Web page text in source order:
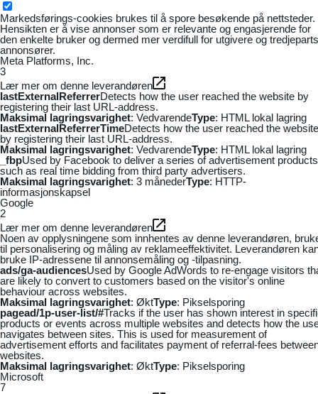
Markedsførings-cookies brukes til å spore besøkende på nettsteder.
Hensikten er å vise annonser som er relevante og engasjerende for
den enkelte bruker og dermed mer verdifull for utgivere og tredjeparts
annonsører.
Meta Platforms, Inc.
3
Lær mer om denne leverandøren
lastExternalReferrerDetects how the user reached the website by
registering their last URL-address.
Maksimal lagringsvarighet: VedvarendeType: HTML lokal lagring
lastExternalReferrerTimeDetects how the user reached the website
by registering their last URL-address.
Maksimal lagringsvarighet: VedvarendeType: HTML lokal lagring
_fbpUsed by Facebook to deliver a series of advertisement products
such as real time bidding from third party advertisers.
Maksimal lagringsvarighet: 3 månederType: HTTP-
informasjonskapsel
Google
2
Lær mer om denne leverandøren
Noen av opplysningene som innhentes av denne leverandøren,
til personalisering og måling av reklameeffektivitet. Leverandøren
bruke IP-adressene til annonsemåling og -tilpasning.
ads/ga-audiencesUsed by Google AdWords to re-engage visitors
are likely to convert to customers based on the visitor's online
behaviour across websites.
Maksimal lagringsvarighet: ØktType: Pikselsporing
pagead/1p-user-list/#Tracks if the user has shown interest in
products or events across multiple websites and detects how the
navigates between sites. This is used for measurement of
advertisement efforts and facilitates payment of referral-fees
websites.
Maksimal lagringsvarighet: ØktType: Pikselsporing
Microsoft
7